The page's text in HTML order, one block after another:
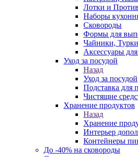
Лотки и
Наборы
Сковороды
Формы для
Чайники, Турки
Аксессуары
Уход за посудой
Назад
Уход за посудой
Подставка для
Чистящие
Хранение продуктов
Назад
Хранение
Интерьер
Контейнеры
До -40% на сковороды